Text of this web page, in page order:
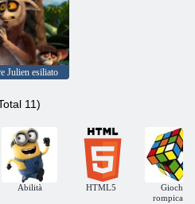
Julien esiliato
11)
Abilità HTML5
Giochi
rompicapo